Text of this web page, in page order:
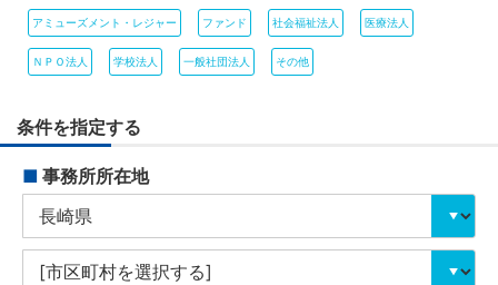
アミューズメント・レジャー ファンド 社会福祉法人 医療法人
ＮＰＯ法人 学校法人 一般社団法人 その他
条件を指定する
■ 事務所所在地